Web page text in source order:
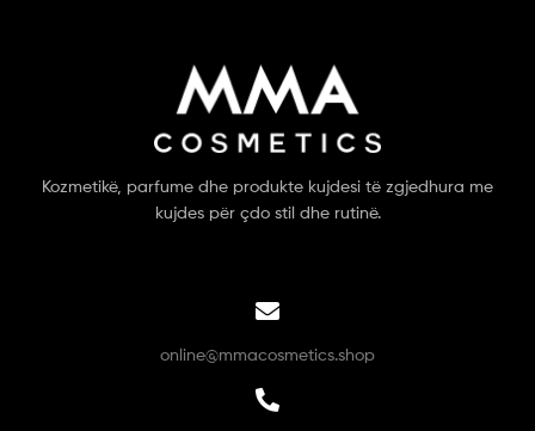
Kozmetikë, parfume dhe produkte kujdesi të zgjedhura me
kujdes për çdo stil dhe rutinë.
online@mmacosmetics.shop